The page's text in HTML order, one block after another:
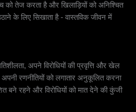
को तेज करता है और खिलाड़ियों को अनिश्चित
के लिए सिखाता है - वास्तविक जीवन में
अपने विरोधियों की प्रवृत्ति और खेल
रणनीतियों को लगातार अनुकूलित करना
बने रहने और विरोधियों को मात देने की कुंजी